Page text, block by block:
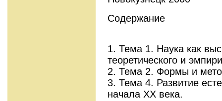
Содержание
1. Тема 1. Наука как
теоретического и
2. Тема 2. Формы и
3. Тема 4. Развитие
начала ХХ века.